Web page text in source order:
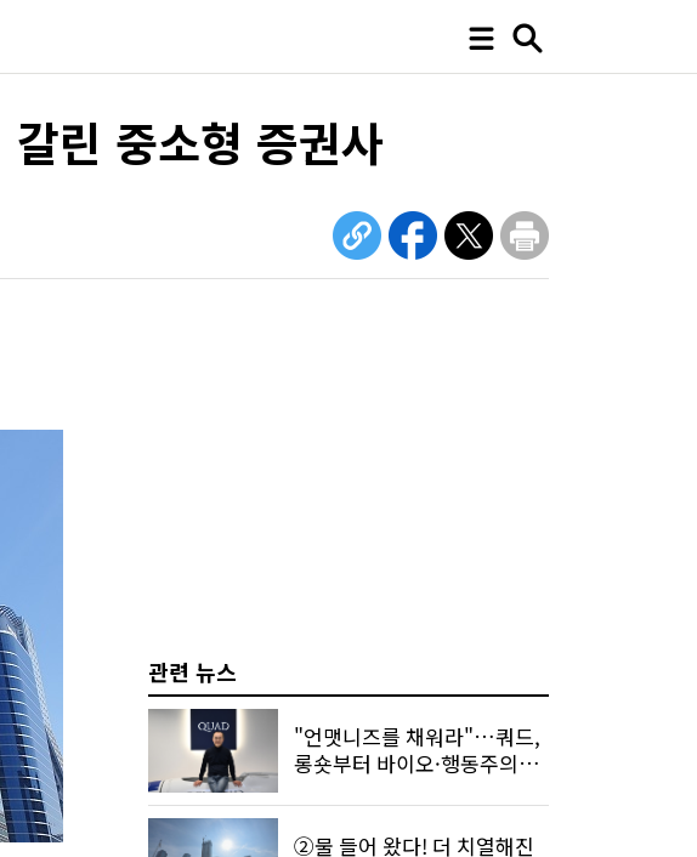
린 중소형 증권사
관련 뉴스
"언맷니즈를 채워라"…쿼드,
롱숏부터 바이오·행동주의까
②물 들어 왔다! 더 치열해진